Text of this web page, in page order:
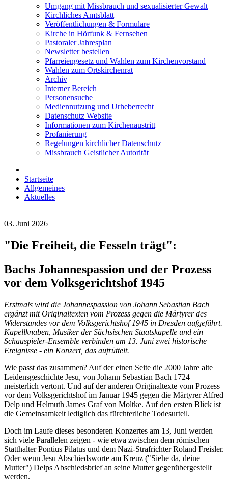
Umgang mit Missbrauch und sexualisierter Gewalt
Kirchliches Amtsblatt
Veröffentlichungen & Formulare
Kirche in Hörfunk & Fernsehen
Pastoraler Jahresplan
Newsletter bestellen
Pfarreiengesetz und Wahlen zum Kirchenvorstand
Wahlen zum Ortskirchenrat
Archiv
Interner Bereich
Personensuche
Mediennutzung und Urheberrecht
Datenschutz Website
Informationen zum Kirchenaustritt
Profanierung
Regelungen kirchlicher Datenschutz
Missbrauch Geistlicher Autorität
Startseite
Allgemeines
Aktuelles
03. Juni 2026
"Die Freiheit, die Fesseln trägt":
Bachs Johannespassion und der Prozess
vor dem Volksgerichtshof 1945
Erstmals wird die Johannespassion von Johann Sebastian Bach
ergänzt mit Originaltexten vom Prozess gegen die Märtyrer des
Widerstandes vor dem Volksgerichtshof 1945 in Dresden aufgeführt.
Kapellknaben, Musiker der Sächsischen Staatskapelle und ein
Schauspieler-Ensemble verbinden am 13. Juni zwei historische
Ereignisse - ein Konzert, das aufrüttelt.
Wie passt das zusammen? Auf der einen Seite die 2000 Jahre alte
Leidensgeschichte Jesu, von Johann Sebastian Bach 1724
meisterlich vertont. Und auf der anderen Originaltexte vom Prozess
vor dem Volksgerichtshof im Januar 1945 gegen die Märtyrer Alfred
Delp und Helmuth James Graf von Moltke. Auf den ersten Blick ist
die Gemeinsamkeit lediglich das fürchterliche Todesurteil.
Doch im Laufe dieses besonderen Konzertes am 13, Juni werden
sich viele Parallelen zeigen - wie etwa zwischen dem römischen
Statthalter Pontius Pilatus und dem Nazi-Strafrichter Roland Freisler.
Oder wenn Jesu Abschiedsworte am Kreuz ("Siehe da, deine
Mutter") Delps Abschiedsbrief an seine Mutter gegenübergestellt
werden.